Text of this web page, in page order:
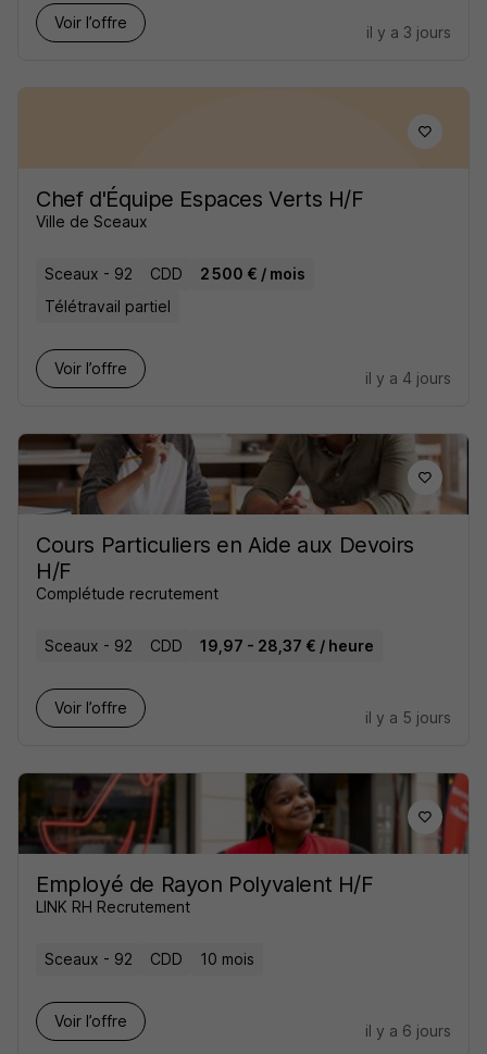
Voir l’offre
il y a 3 jours
Chef d'Équipe Espaces Verts H/F
Ville de Sceaux
Sceaux - 92 CDD
2 500 € / mois
Télétravail partiel
Voir l’offre
il y a 4 jours
Cours Particuliers en Aide aux Devoirs
H/F
Complétude recrutement
Sceaux - 92 CDD 19,97 - 28,37 € / heure
Voir l’offre
il y a 5 jours
Employé de Rayon Polyvalent H/F
LINK RH Recrutement
Sceaux - 92 CDD 10 mois
Voir l’offre
il y a 6 jours